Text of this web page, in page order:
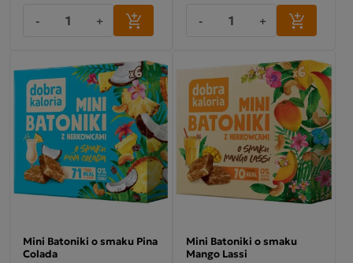
- + - +
Mini Batoniki o smaku Pina
Colada
Mini Batoniki o smaku
Mango Lassi